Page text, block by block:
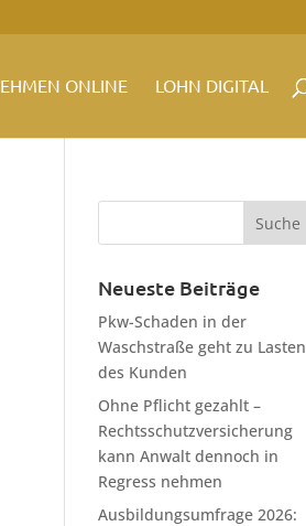
ONLINE LOHN DIGITAL
Neueste Beiträge
Pkw-Schaden in der
Waschstraße geht zu Lasten
des Kunden
Ohne Pflicht gezahlt –
Rechtsschutzversicherung
kann Anwalt dennoch in
Regress nehmen
Ausbildungsumfrage 2026: